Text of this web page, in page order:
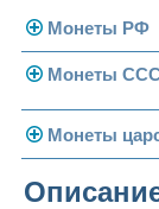
Монеты РФ
Современная
Монеты 1991-
Монеты
Погодовка
Монеты 1958
Монеты
Николай II